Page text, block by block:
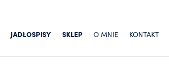
JADŁOSPISY SKLEP O MNIE KONTAKT